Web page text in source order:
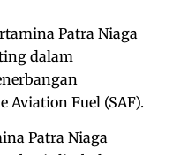
Patra Niaga
dalam
Aviation Fuel (SAF).
Patra Niaga